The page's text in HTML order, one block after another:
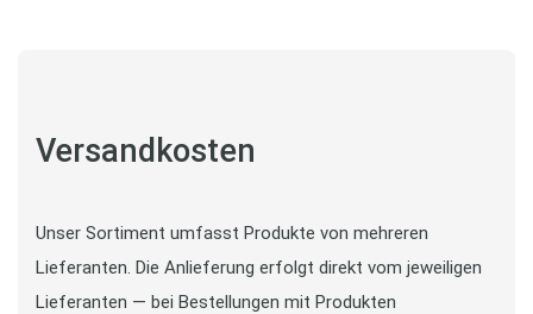
Versandkosten
Unser Sortiment umfasst Produkte von mehreren
Lieferanten. Die Anlieferung erfolgt direkt vom jeweiligen
Lieferanten — bei Bestellungen mit Produkten